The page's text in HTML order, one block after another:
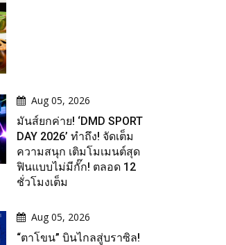
Aug 05, 2026
มันส์ยกค่าย! ‘DMD SPORT
DAY 2026’ ทำถึง! จัดเต็ม
ความสนุก เติมโมเมนต์สุด
ฟินแบบไม่มีกั๊ก! ตลอด 12
ชั่วโมงเต็ม
Aug 05, 2026
“ตาโขน” บินไกลสู่บราซิล!